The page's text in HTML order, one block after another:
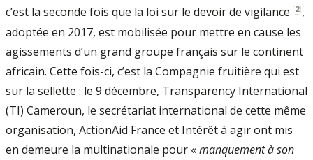
c’est la seconde fois que la loi sur le devoir de vigilance [2],
adoptée en 2017, est mobilisée pour mettre en cause les
agissements d’un grand groupe français sur le continent
africain. Cette fois-ci, c’est la Compagnie fruitière qui est
sur la sellette : le 9 décembre, Transparency International
(TI) Cameroun, le secrétariat international de cette même
organisation, ActionAid France et Intérêt à agir ont mis
en demeure la multinationale pour «manquement à son